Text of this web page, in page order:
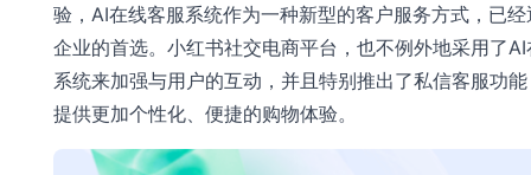
验，AI在线客服系统作为一种新型的客户服务方式，已
企业的首选。小红书社交电商平台，也不例外地采用了
系统来加强与用户的互动，并且特别推出了私信客服功
提供更加个性化、便捷的购物体验。